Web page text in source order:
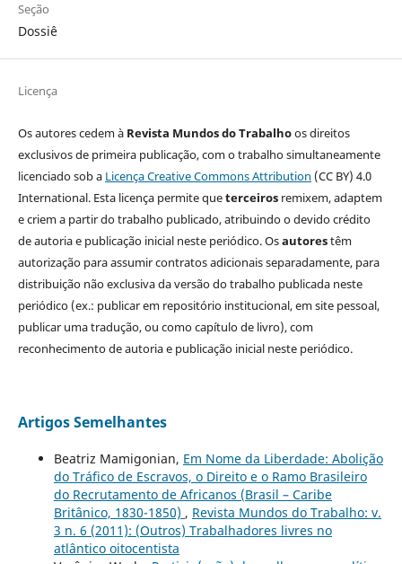
Seção
Dossiê
Licença
Os autores cedem à Revista Mundos do Trabalhoos direitos
exclusivos de primeira publicação, com o trabalho simultaneamente
licenciado sob a Licença Creative Commons Attribution (CC BY) 4.0
International. Esta licença permite queterceirosremixem, adaptem
e criem a partir do trabalho publicado, atribuindo o devido crédito
de autoria e publicação inicial neste periódico. Osautorestêm
autorização para assumir contratos adicionais separadamente, para
distribuição não exclusiva da versão do trabalho publicada neste
periódico (ex.: publicar em repositório institucional, em site pessoal,
publicar uma tradução, ou como capítulo de livro), com
reconhecimento de autoria e publicação inicial neste periódico.
Artigos Semelhantes
Beatriz Mamigonian, Em Nome da Liberdade: Abolição
do Tráfico de Escravos, o Direito e o Ramo Brasileiro
do Recrutamento de Africanos (Brasil – Caribe
Britânico, 1830-1850) , Revista Mundos do Trabalho: v.
3 n. 6 (2011): (Outros) Trabalhadores livres no
atlântico oitocentista